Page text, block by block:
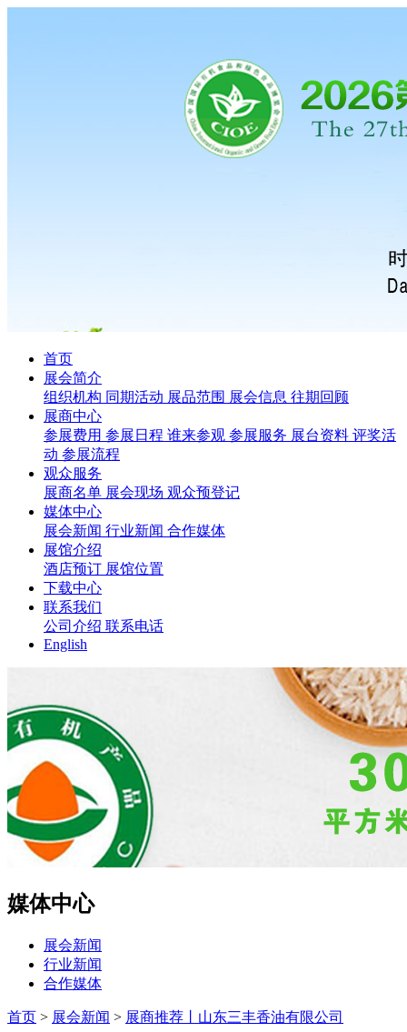
首页
展会简介
组织机构 同期活动 展品范围 展会信息 往期回顾
展商中心
参展费用 参展日程 谁来参观 参展服务 展台资料 评奖活
动 参展流程
观众服务
展商名单 展会现场 观众预登记
媒体中心
展会新闻 行业新闻 合作媒体
展馆介绍
酒店预订 展馆位置
下载中心
联系我们
公司介绍 联系电话
English
媒体中心
展会新闻
行业新闻
合作媒体
首页 > 展会新闻 > 展商推荐丨山东三丰香油有限公司